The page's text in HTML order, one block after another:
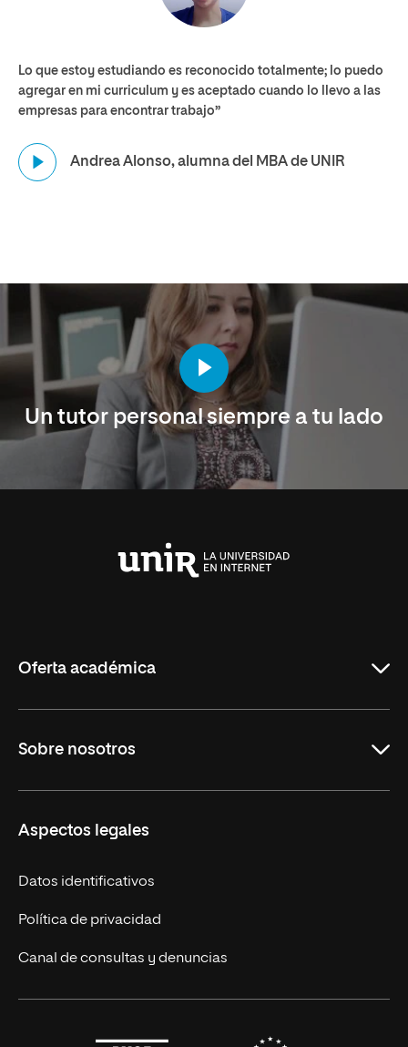
Lo que estoy estudiando es reconocido totalmente; lo puedo
agregar en mi curriculum y es aceptado cuando lo llevo a las
empresas para encontrar trabajo”
Página
Andrea Alonso, alumna del MBA de UNIR
Un tutor personal siempre a tu lado
Oferta académica
Licenciaturas en línea
Cursos Europeos
Títulos Americanos
Alianza Newman
Sobre nosotros
Nuestros alumnos
Únete a nosotros
Actualidad
Solicita información
Aspectos legales
Datos identificativos
Política de privacidad
Canal de consultas y denuncias